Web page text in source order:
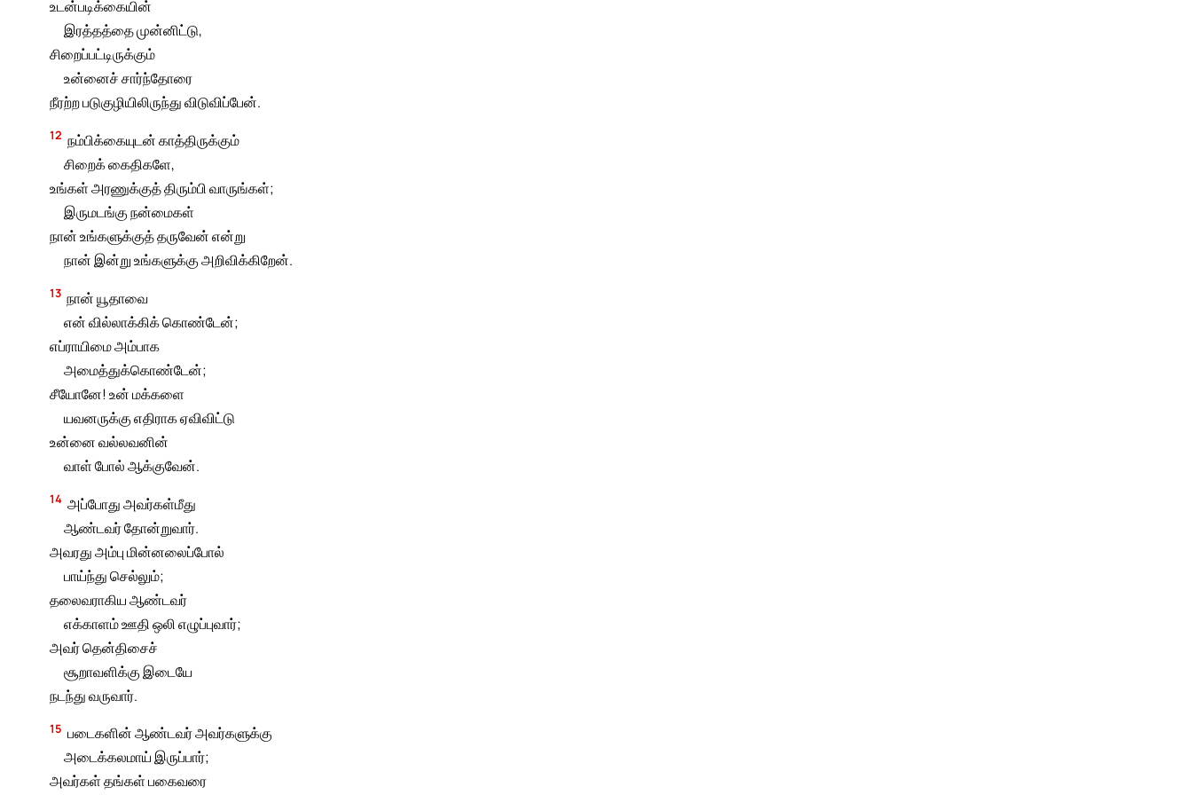
உடன்படிக்கையின்
இரத்தத்தை முன்னிட்டு,
சிறைப்பட்டிருக்கும்
உன்னைச் சார்ந்தோரை
நீரற்ற படுகுழியிலிருந்து விடுவிப்பேன்.
12 நம்பிக்கையுடன் காத்திருக்கும்
சிறைக் கைதிகளே,
உங்கள் அரணுக்குத் திரும்பி வாருங்கள்;
இருமடங்கு நன்மைகள்
நான் உங்களுக்குத் தருவேன் என்று
நான் இன்று உங்களுக்கு அறிவிக்கிறேன்.
13 நான் யூதாவை
என் வில்லாக்கிக் கொண்டேன்;
எப்ராயிமை அம்பாக
அமைத்துக்கொண்டேன்;
சீயோனே! உன் மக்களை
யவனருக்கு எதிராக ஏவிவிட்டு
உன்னை வல்லவனின்
வாள் போல் ஆக்குவேன்.
14 அப்போது அவர்கள்மீது
ஆண்டவர் தோன்றுவார்.
அவரது அம்பு மின்னலைப்போல்
பாய்ந்து செல்லும்;
தலைவராகிய ஆண்டவர்
எக்காளம் ஊதி ஒலி எழுப்புவார்;
அவர் தென்திசைச்
சூறாவளிக்கு இடையே
நடந்து வருவார்.
15 படைகளின் ஆண்டவர் அவர்களுக்கு
அடைக்கலமாய் இருப்பார்;
அவர்கள் தங்கள் பகைவரை